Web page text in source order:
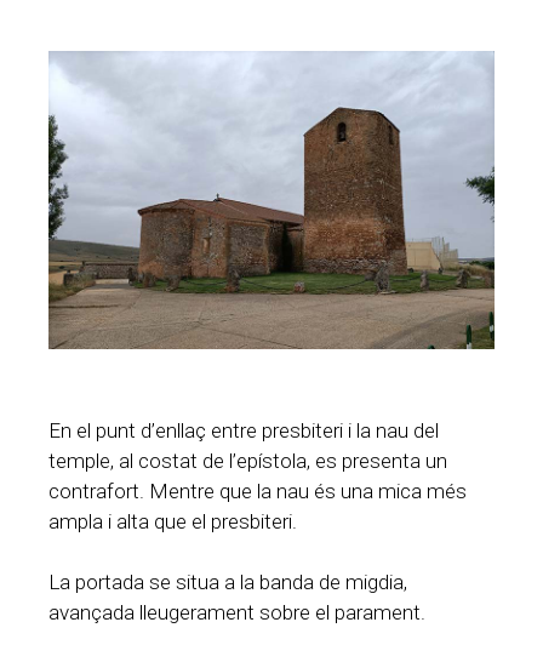
En el punt d’enllaç entre presbiteri i la nau del
temple, al costat de l’epístola, es presenta un
contrafort. Mentre que la nau és una mica més
ampla i alta que el presbiteri.
La portada se situa a la banda de migdia,
avançada lleugerament sobre el parament.